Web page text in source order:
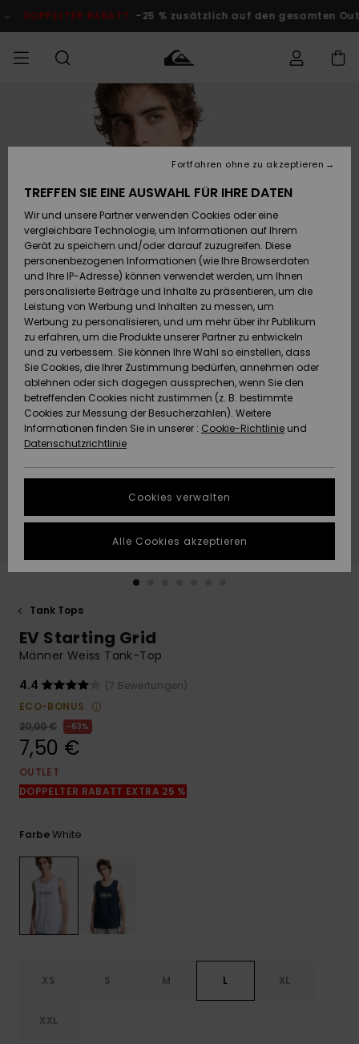
Produktinformation
DOPPELTER RABATT -25 % zusätzlich auf den gesamten
Kleidung
Accessoires
Schuhe&
Flip-Flops
Surf
Snow
Brandneu
Highlights
Kleidung
Accessoires
Schuhe&
Flip-Flops
Surf
Snow
Brandneu
Highlights
FRAUEN
Shop
Brandneu
Highlights
Snow
SURF
Surf Shop
Männer
Kinder
Highlights
Community
SNOW
Snow Shop
Männer
Snow Shop
Kinder
Snow Shop
Damen
Highlights
Community
DOPPELTER
RABATT
Outlet
Herren
KINDER
Outlet
Frauen
HILFE & KONTAKT
Auf meine
Bestellung
zugreifen
Retouren
Bezahlung
Geschenkkarte
Quiksilver
Freedom
Datenschutz
Starten Sie eine
um die
schnellste
Antwort auf Ihre
erhalten.
Finden Sie
Antworten auf
die häufigsten
Fragen sowie
NACHHALTIGKEIT
SHOPS
QUIKSILVER APP
WUNSCHLISTE
Tank Tops
EV Starting Grid
Männer Weiss Tank-Top
4.4
(7 Bewertungen)
ECO-BONUS
20,00 €
63%
7,50 €
OUTLET
DOPPELTER RABATT EXTRA 25 %
FarbeWhite
XS S M L XL
XXL
TREFFEN SIE EINE AUSWAHL FÜR IHRE DATEN
Wir und unsere Partner verwenden Cookies oder eine
vergleichbare Technologie, um Informationen auf Ihrem
Gerät zu speichern und/oder darauf zuzugreifen. Diese
personenbezogenen Informationen (wie Ihre Browserdaten
und Ihre IP-Adresse) können verwendet werden, um Ihnen
personalisierte Beiträge und Inhalte zu präsentieren, um die
Leistung von Werbung und Inhalten zu messen, um
Werbung zu personalisieren, und um mehr über ihr Publikum
zu erfahren, um die Produkte unserer Partner zu entwickeln
und zu verbessern. Sie können Ihre Wahl so einstellen, dass
Sie Cookies, die Ihrer Zustimmung bedürfen, annehmen oder
ablehnen oder sich dagegen aussprechen, wenn Sie den
betreffenden Cookies nicht zustimmen (z. B. bestimmte
Cookies zur Messung der Besucherzahlen). Weitere
Informationen finden Sie in unserer : Cookie-Richtlinie und
Datenschutzrichtlinie
Cookies verwalten
Fortfahren ohne zu akzeptieren
Alle Cookies akzeptieren